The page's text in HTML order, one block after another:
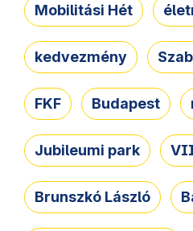
Mobilitási Hét
kedvezmény
FKF Budapest
Jubileumi park
Brunszkó László